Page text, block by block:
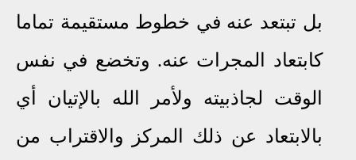
بل تبتعد عنه في خطوط مستقيمة تماما
كابتعاد المجرات عنه. وتخضع في نفس
الوقت لجاذبيته ولأمر الله بالإتيان أي
بالابتعاد عن ذلك المركز والاقتراب من